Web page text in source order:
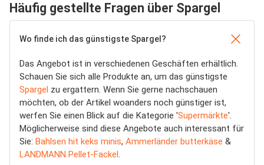
Häufig gestellte Fragen über Spargel
Wo finde ich das günstigste Spargel?
Das Angebot ist in verschiedenen Geschäften erhältlich.
Schauen Sie sich alle Produkte an, um das günstigste
Spargel zu ergattern. Wenn Sie gerne nachschauen
möchten, ob der Artikel woanders noch günstiger ist,
werfen Sie einen Blick auf die Kategorie 'Supermärkte'.
Möglicherweise sind diese Angebote auch interessant für
Sie: Bahlsen hit keks minis, Ammerländer butterkäse &
LANDMANN Pellet-Fackel.